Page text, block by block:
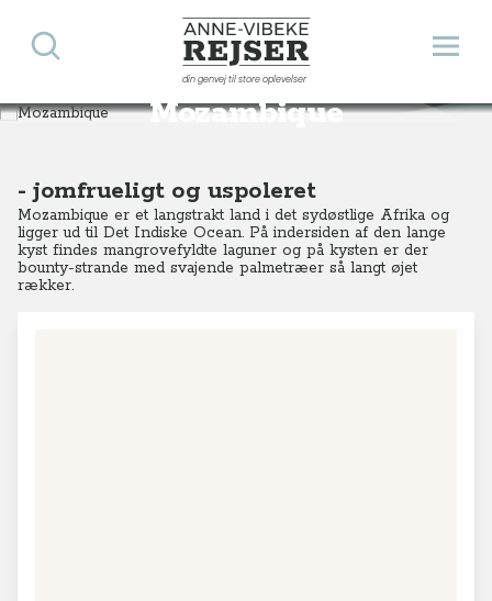
Anne-Vibeke Rejser
din genvej til store oplevelser
Åbn
Søg
Mozambique
Destinationer Afrika Mozambique
- jomfrueligt og uspoleret
Mozambique er et langstrakt land i det sydøstlige Afrika og
ligger ud til Det Indiske Ocean. På indersiden af den lange
kyst findes mangrovefyldte laguner og på kysten er der
bounty-strande med svajende palmetræer så langt øjet
rækker.